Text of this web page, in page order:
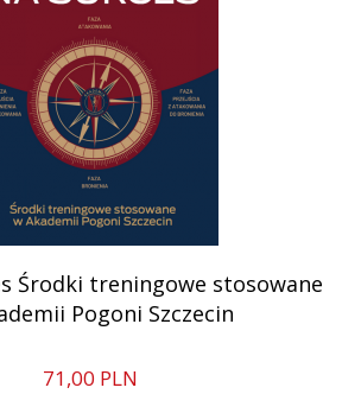
Środki treningowe stosowane
Pogoni Szczecin
71,00 PLN